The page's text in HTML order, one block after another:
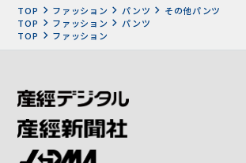
TOP ファッション パンツ
その他パンツ
TOP
ファッション
パンツ
TOP
ファッション